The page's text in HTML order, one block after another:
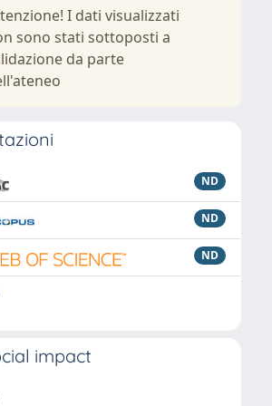
I dati visualizzati
sono stati sottoposti a
da parte
ND
ND
ND
impact